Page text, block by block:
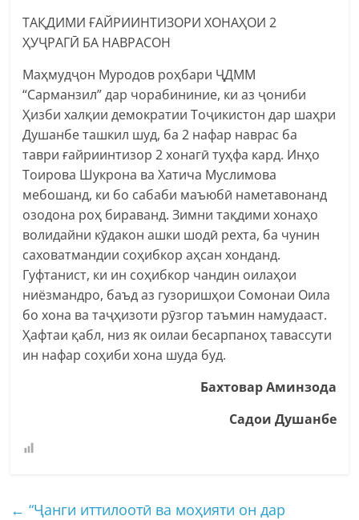
ТАҚДИМИ ҒАЙРИИНТИЗОРИ ХОНАҲОИ 2
ҲУҶРАГӢ БА НАВРАСОН
Маҳмудҷон Муродов роҳбари ҶДММ
“Сарманзил” дар чорабининие, ки аз ҷониби
Ҳизби халқии демократии Тоҷикистон дар шаҳри
Душанбе ташкил шуд, ба 2 нафар наврас ба
таври ғайриинтизор 2 хонагӣ туҳфа кард. Инҳо
Тоирова Шукрона ва Хатича Муслимова
мебошанд, ки бо сабаби маъюбӣ наметавонанд
озодона роҳ бираванд. Зимни тақдими хонаҳо
волидайни кӯдакон ашки шодӣ рехта, ба чунин
саховатмандии соҳибкор аҳсан хонданд.
Гуфтанист, ки ин соҳибкор чандин оилаҳои
ниёзмандро, баъд аз гузоришҳои Сомонаи Оила
бо хона ва таҷҳизоти рӯзгор таъмин намудааст.
Ҳафтаи қабл, низ як оилаи бесарпаноҳ тавассути
ин нафар соҳиби хона шуда буд.
Бахтовар Аминзода
Садои Душанбе
← “Ҷанги иттилоотӣ ва моҳияти он дар